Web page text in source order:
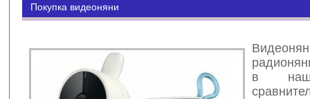
Покупка видеоняни
в